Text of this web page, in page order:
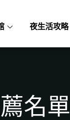
夜生活攻略
名單